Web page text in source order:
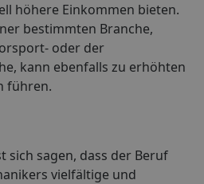
höhere Einkommen bieten.
bestimmten Branche,
oder der
kann ebenfalls zu erhöhten
führen.
sich sagen, dass der Beruf
vielfältige und